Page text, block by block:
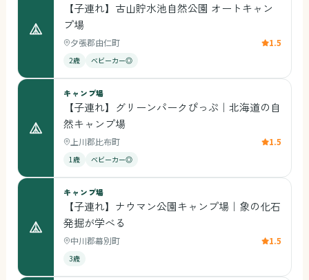
【子連れ】古山貯水池自然公園 オートキャン
プ場
夕張郡由仁町 1.5
2歳 ベビーカー◎
キャンプ場
【子連れ】グリーンパークぴっぷ｜北海道の自
然キャンプ場
上川郡比布町 1.5
1歳 ベビーカー◎
キャンプ場
【子連れ】ナウマン公園キャンプ場｜象の化石
発掘が学べる
中川郡幕別町 1.5
3歳